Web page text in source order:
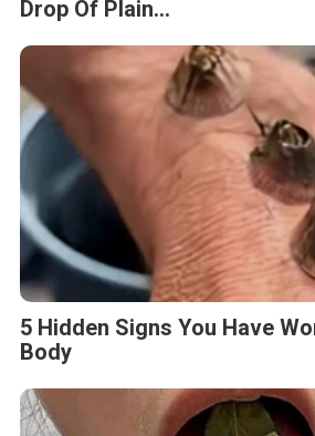
Drop Of Plain...
5 Hidden Signs You Have
Body